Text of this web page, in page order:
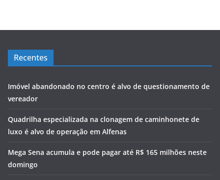
Recentes
Imóvel abandonado no centro é alvo de questionamento de
vereador
Quadrilha especializada na clonagem de caminhonete de
luxo é alvo de operação em Alfenas
Mega Sena acumula e pode pagar até R$ 165 milhões neste
domingo